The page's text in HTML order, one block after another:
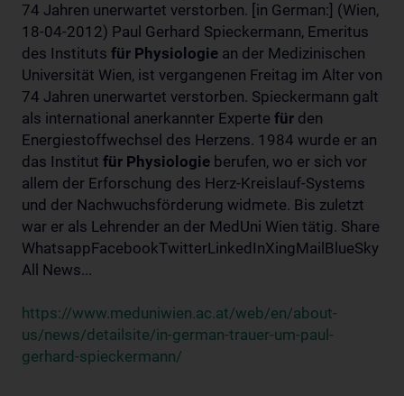
74 Jahren unerwartet verstorben. [in German:] (Wien,
18-04-2012) Paul Gerhard Spieckermann, Emeritus
des Instituts für Physiologie an der Medizinischen
Universität Wien, ist vergangenen Freitag im Alter von
74 Jahren unerwartet verstorben. Spieckermann galt
als international anerkannter Experte für den
Energiestoffwechsel des Herzens. 1984 wurde er an
das Institut für Physiologie berufen, wo er sich vor
allem der Erforschung des Herz-Kreislauf-Systems
und der Nachwuchsförderung widmete. Bis zuletzt
war er als Lehrender an der MedUni Wien tätig. Share
WhatsappFacebookTwitterLinkedInXingMailBlueSky
All News...
https://www.meduniwien.ac.at/web/en/about-
us/news/detailsite/in-german-trauer-um-paul-
gerhard-spieckermann/